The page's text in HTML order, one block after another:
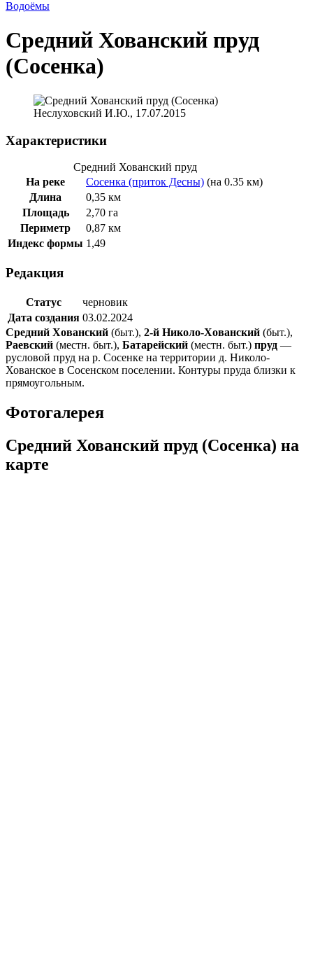
Водоёмы
Средний Хованский пруд
(Сосенка)
Неслуховский И.Ю., 17.07.2015
Характеристики
Средний Хованский пруд
На реке
Сосенка (приток Десны) (на 0.35 км)
Длина
0,35 км
Площадь
2,70 га
Периметр
0,87 км
Индекс формы 1,49
Редакция
Статус
черновик
Дата создания 03.02.2024
Средний Хованский (быт.), 2-й Николо-Хованский (быт.),
Раевский (местн. быт.), Батарейский (местн. быт.) пруд —
русловой пруд на р. Сосенке на территории д. Николо-
Хованское в Сосенском поселении. Контуры пруда близки к
прямоугольным.
Фотогалерея
Средний Хованский пруд (Сосенка) на
карте